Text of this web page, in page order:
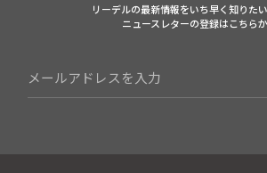
リーデルの最新情報をいち早く知りた
ニュースレターの登録はこちら